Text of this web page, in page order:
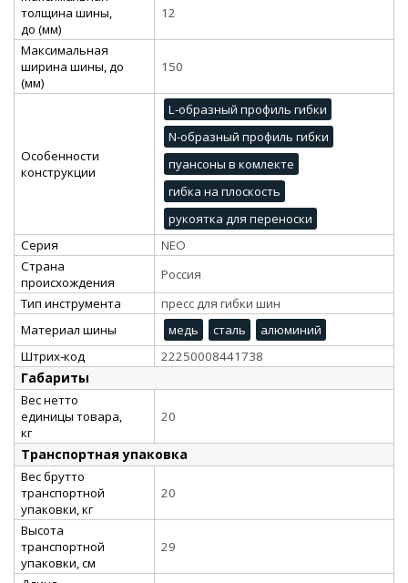
толщина шины,
до (мм)
12
Максимальная
ширина шины, до
(мм)
150
Особенности
конструкции
L-образный профиль гибки
N-образный профиль гибки
пуансоны в комлекте
гибка на плоскость
рукоятка для переноски
Серия
NEO
Страна
происхождения
Россия
Тип инструмента
пресс для гибки шин
Материал шины
медь сталь
алюминий
Штрих-код
22250008441738
Габариты
Вес нетто
единицы товара,
кг
20
Транспортная упаковка
Вес брутто
транспортной
упаковки, кг
20
Высота
транспортной
упаковки, см
29